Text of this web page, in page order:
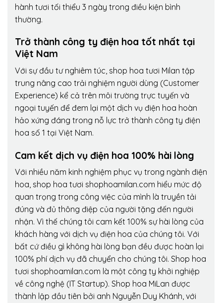
hành tươi tối thiểu 3 ngày trong điều kiện bình
thường.
Trở thành công ty điện hoa tốt nhất tại
Việt Nam
Với sự đầu tư nghiêm túc, shop hoa tươi Milan tập
trung nâng cao trải nghiệm người dùng (Customer
Experience) kể cả trên môi trường trực tuyến và
ngoại tuyến để đem lại một dịch vụ điện hoa hoàn
hảo xứng đáng trong nỗ lực trở thành công ty điện
hoa số 1 tại Việt Nam.
Cam kết dịch vụ điện hoa 100% hài lòng
Với nhiều năm kinh nghiệm phục vụ trong ngành điện
hoa, shop hoa tươi shophoamilan.com hiểu mức độ
quan trọng trong công việc của mình là truyền tải
đúng và đủ thông điệp của người tặng đến người
nhận. Vì thế chúng tôi cam kết 100% sự hài lòng của
khách hàng với dịch vụ điện hoa của chúng tôi. Với
bất cứ điều gì không hài lòng bạn đều được hoàn lại
100% phí dịch vụ đã chuyển cho chúng tôi. Shop hoa
tươi shophoamilan.com là một công ty khởi nghiệp
về công nghệ (IT Startup). Shop hoa MiLan được
thành lập đầu tiên bởi anh Nguyễn Duy Khánh, với